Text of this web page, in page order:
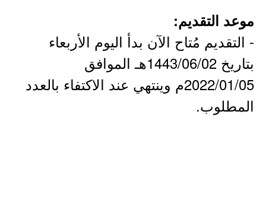
موعد التقديم:
- التقديم مُتاح الآن بدأ اليوم الأربعاء
بتاريخ 1443/06/02هـ الموافق
2022/01/05م وينتهي عند الاكتفاء بالعدد
المطلوب.